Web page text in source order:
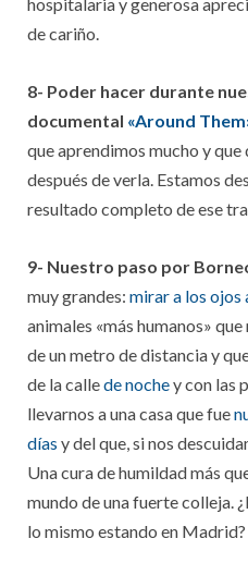
de cariño.
8- Poder hacer durante
documental «Around
que aprendimos mucho y
después de verla. Estamos
resultado completo de ese
9- Nuestro paso por
muy grandes: mirar a los ojos
animales «más humanos»
de un metro de distancia y
de la callede nochey con las
llevarnos a una casa que fue
días y del que, si nos
Una cura de humildad más
mundo de una fuerte colleja.
lo mismo estando en Madrid?